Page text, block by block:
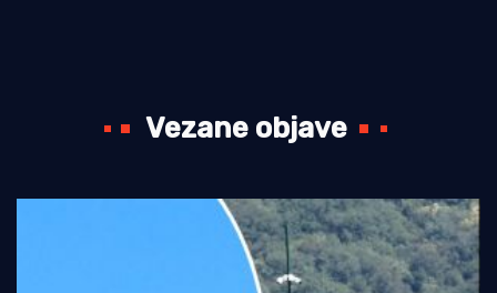
Vezane objave